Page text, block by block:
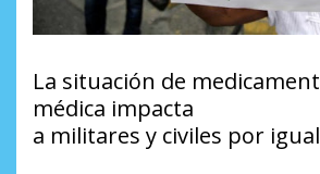
La situación de
médica impacta
a militares y civiles por igual